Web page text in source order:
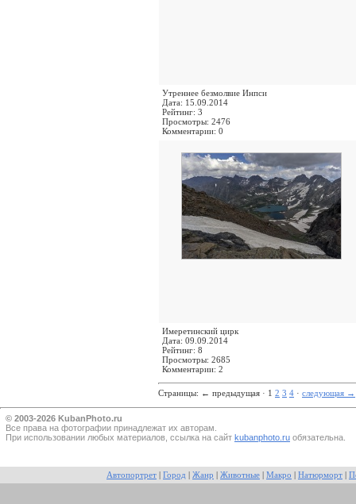
Утреннее безмолвие Инпси
Дата: 15.09.2014
Рейтинг: 3
Просмотры: 2476
Комментарии: 0
Имеретинский цирк
Дата: 09.09.2014
Рейтинг: 8
Просмотры: 2685
Комментарии: 2
Страницы: ← предыдущая · 1 2 3 4 · следующая →
© 2003-2026 KubanPhoto.ru
Все прaва на фотографии принадлежат их авторам.
При использовании любых материалов, ссылка на сайт kubanphoto.ru обязательна.
Автопортрет Город Жанр Животные Макро Натюрморт